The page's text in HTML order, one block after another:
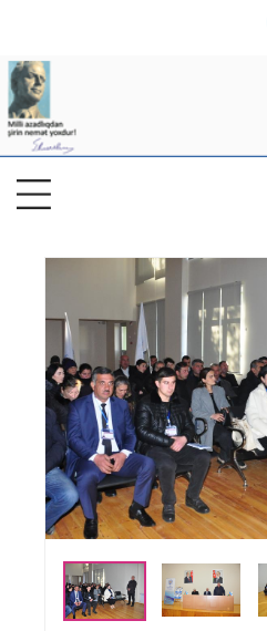
Previous